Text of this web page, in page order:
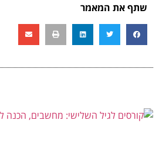
שתף את המאמר